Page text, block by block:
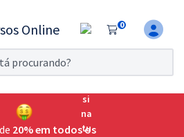
0
grátis por 7 dias!
para o Exame da
20% em todos os